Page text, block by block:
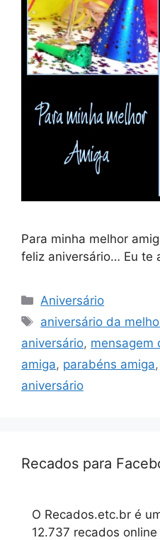
Para minha melhor
feliz aniversário… Eu te
Categorias
Aniversário
Tags
aniversário da
aniversário, mensagem
amiga, parabéns amiga,
aniversário
Recados para
O Recados.etc.br é
12.737 recados